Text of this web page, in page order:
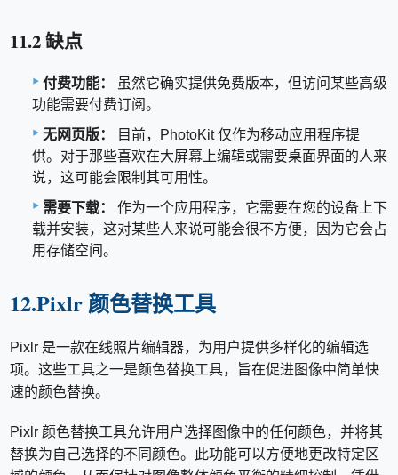
11.2 缺点
付费功能：
虽然它确实提供免费版本，但访问某些高级
功能需要付费订阅。
无网页版：
目前，PhotoKit 仅作为移动应用程序提
供。对于那些喜欢在大屏幕上编辑或需要桌面界面的人来
说，这可能会限制其可用性。
需要下载：
作为一个应用程序，它需要在您的设备上下
载并安装，这对某些人来说可能会很不方便，因为它会占
用存储空间。
12.Pixlr 颜色替换工具
Pixlr 是一款在线照片编辑器，为用户提供多样化的编辑选
项。这些工具之一是颜色替换工具，旨在促进图像中简单快
速的颜色替换。
Pixlr 颜色替换工具允许用户选择图像中的任何颜色，并将其
替换为自己选择的不同颜色。此功能可以方便地更改特定区